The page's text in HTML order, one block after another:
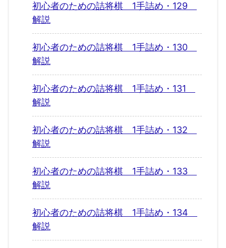
初心者のための詰将棋 1手詰め・129
解説
初心者のための詰将棋 1手詰め・130
解説
初心者のための詰将棋 1手詰め・131
解説
初心者のための詰将棋 1手詰め・132
解説
初心者のための詰将棋 1手詰め・133
解説
初心者のための詰将棋 1手詰め・134
解説